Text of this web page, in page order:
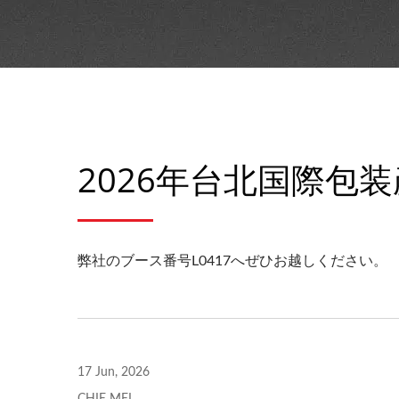
2026年台北国際包
弊社のブース番号L0417へぜひお越しください。
17 Jun, 2026